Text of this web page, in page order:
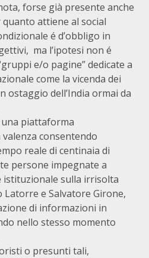
forse già presente anche
attiene al social
é d’obbligo in
ma l’ipotesi non é
e/o pagine” dedicate a
come la vicenda dei
ostaggio dell’India ormai da
piattaforma
consentendo
reale di centinaia di
persone impegnate a
istituzionale sulla irrisolta
Latorre e Salvatore Girone,
di informazioni in
nello stesso momento
o presunti tali,